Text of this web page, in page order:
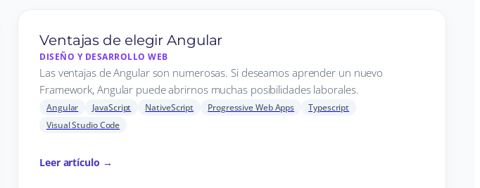
Ventajas de elegir Angular
DISEÑO Y DESARROLLO WEB
Las ventajas de Angular son numerosas. Si deseamos aprender un nuevo
Framework, Angular puede abrirnos muchas posibilidades laborales.
Angular JavaScript NativeScript Progressive Web Apps
Typescript
Visual Studio Code
Leer artículo →